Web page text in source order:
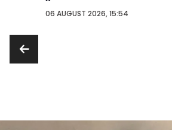
06 AUGUST 2026, 15:54